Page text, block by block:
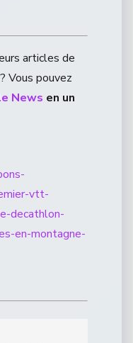
articles de
Vous pouvez
News en un
vtt-
decathlon-
en-montagne-